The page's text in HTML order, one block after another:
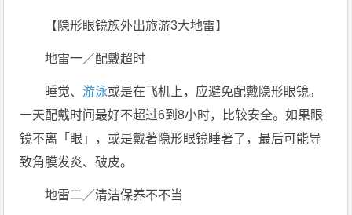
【隐形眼镜族外出旅游3大地雷】
地雷一／配戴超时
睡觉、游泳或是在飞机上，应避免配戴隐形眼镜。
一天配戴时间最好不超过6到8小时，比较安全。如果眼
镜不离「眼」，或是戴著隐形眼镜睡著了，最后可能导
致角膜发炎、破皮。
地雷二／清洁保养不不当